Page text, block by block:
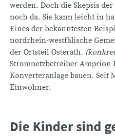
werden. Doch die Skepsis
noch da. Sie kann leicht in
Eines der bekanntesten
nordrhein-westfälische
der Ortsteil Osterath.
Stromnetzbetreiber Amprion
Konverteranlage bauen. Seit
Einwohner.
Die Kinder sind